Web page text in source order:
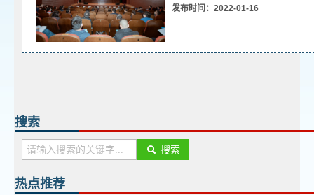
发布时间：2022-01-16
搜索
搜索
热点推荐